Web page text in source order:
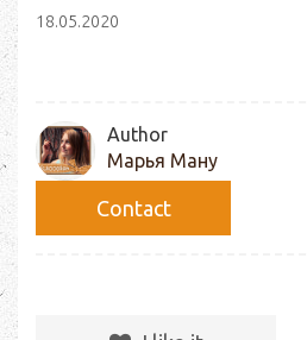
18.05.2020
Author
Марья Ману
Сontact